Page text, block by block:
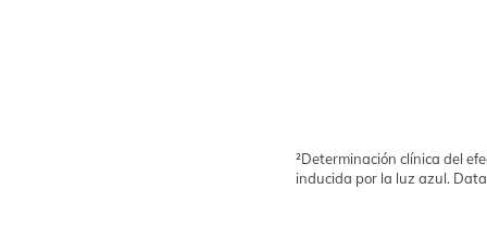
²Determinación clínica del
inducida por la luz azul.